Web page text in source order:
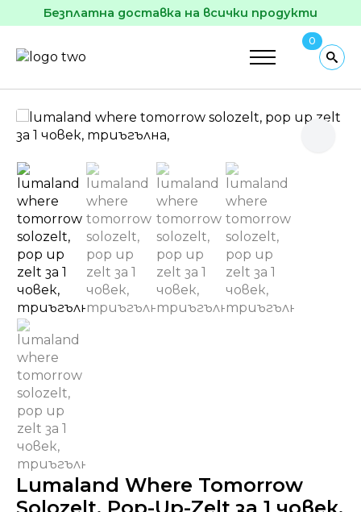
Безплатна доставка на всички продукти
0
Lumaland Where Tomorrow